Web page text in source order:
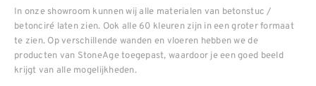
In onze showroom kunnen wij alle materialen van betonstuc /
betonciré laten zien. Ook alle 60 kleuren zijn in een groter formaat
te zien. Op verschillende wanden en vloeren hebben we de
producten van StoneAge toegepast, waardoor je een goed beeld
krijgt van alle mogelijkheden.